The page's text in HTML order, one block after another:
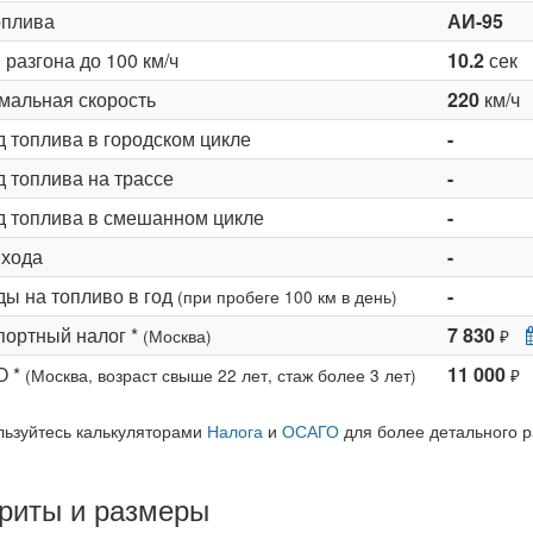
АИ-95
до 100 км/ч
10.2сек
скорость
220км/ч
топлива в городском цикле
-
топлива на трассе
-
топлива в смешанном цикле
-
-
на топливо в год (при пробеге 100 км в день)
-
налог * (Москва) 7 830 ₽
* (Москва, возраст свыше 22 лет, стаж более 3 лет) 11 000 ₽
калькуляторами Налогаи ОСАГОдля более детального
и размеры